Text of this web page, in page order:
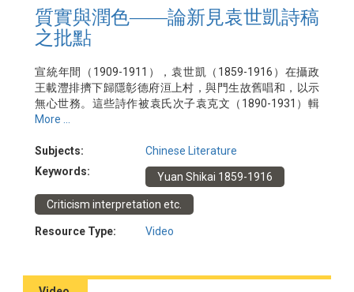
質實與潤色――論新見袁世凱詩稿
之批點
宣統年間（1909-1911），袁世凱（1859-1916）在攝政
王載灃排擠下歸隱彰德府洹上村，與門生故舊唱和，以示
無心世務。這些詩作被袁氏次子袁克文（1890-1931）輯
錄於《圭塘唱和詩》中，於宣統二年（1910）刊印，其中
（1878-1958）將袁世凱當年親筆謄鈔之詩稿影印出版，
額曰《洹村逸興》。比對二書之篇目，《圭塘》諸本有袁
氏詩作五篇不見於《洹村逸興》。實際上，該五篇之謄抄
稿仍與《洹村逸興》之原件共同收藏於社科院近代史所；
克定當日不收入書中，蓋因稿上頗有無名氏批點文字，公
之於眾可能影響乃父形象。這些批點文字當係某位幕僚所
以討論原詩與修改建議如何優劣互見，乃至這輯詩歌與當
More ...
Subjects:
Chinese Literature
Keywords:
Yuan Shikai 1859-1916
Criticism interpretation etc.
Resource Type: Video